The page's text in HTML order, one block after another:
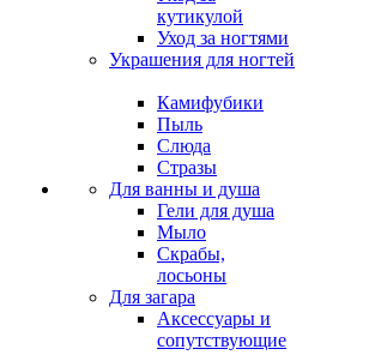
кутикулой
Уход за ногтями
Украшения для ногтей
Камифубики
Пыль
Слюда
Стразы
Для ванны и душа
Гели для душа
Мыло
Скрабы,
лосьоны
Для загара
Аксессуары и
сопутствующие